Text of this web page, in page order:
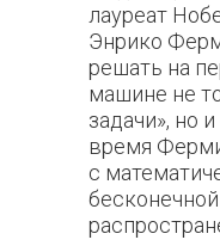
лауреат
Энрико
решать на
машине не
задачи», но
время
с